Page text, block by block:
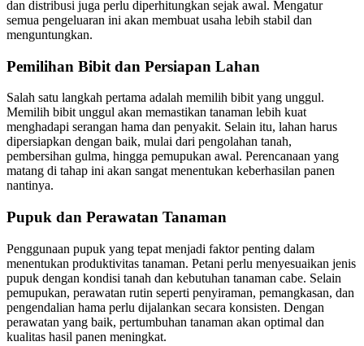
dan distribusi juga perlu diperhitungkan sejak awal. Mengatur
semua pengeluaran ini akan membuat usaha lebih stabil dan
menguntungkan.
Pemilihan Bibit dan Persiapan Lahan
Salah satu langkah pertama adalah memilih bibit yang unggul.
Memilih bibit unggul akan memastikan tanaman lebih kuat
menghadapi serangan hama dan penyakit. Selain itu, lahan harus
dipersiapkan dengan baik, mulai dari pengolahan tanah,
pembersihan gulma, hingga pemupukan awal. Perencanaan yang
matang di tahap ini akan sangat menentukan keberhasilan panen
nantinya.
Pupuk dan Perawatan Tanaman
Penggunaan pupuk yang tepat menjadi faktor penting dalam
menentukan produktivitas tanaman. Petani perlu menyesuaikan jenis
pupuk dengan kondisi tanah dan kebutuhan tanaman cabe. Selain
pemupukan, perawatan rutin seperti penyiraman, pemangkasan, dan
pengendalian hama perlu dijalankan secara konsisten. Dengan
perawatan yang baik, pertumbuhan tanaman akan optimal dan
kualitas hasil panen meningkat.